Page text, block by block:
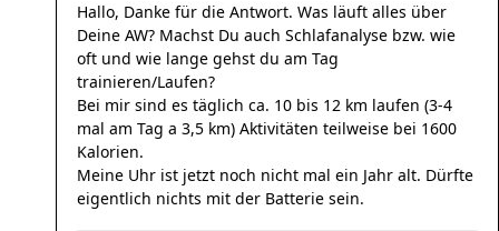
Hallo, Danke für die Antwort. Was läuft alles über
Deine AW? Machst Du auch Schlafanalyse bzw. wie
oft und wie lange gehst du am Tag
trainieren/Laufen?
Bei mir sind es täglich ca. 10 bis 12 km laufen (3-4
mal am Tag a 3,5 km) Aktivitäten teilweise bei 1600
Kalorien.
Meine Uhr ist jetzt noch nicht mal ein Jahr alt. Dürfte
eigentlich nichts mit der Batterie sein.